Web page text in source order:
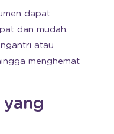
dapat
dan mudah.
atau
menghemat